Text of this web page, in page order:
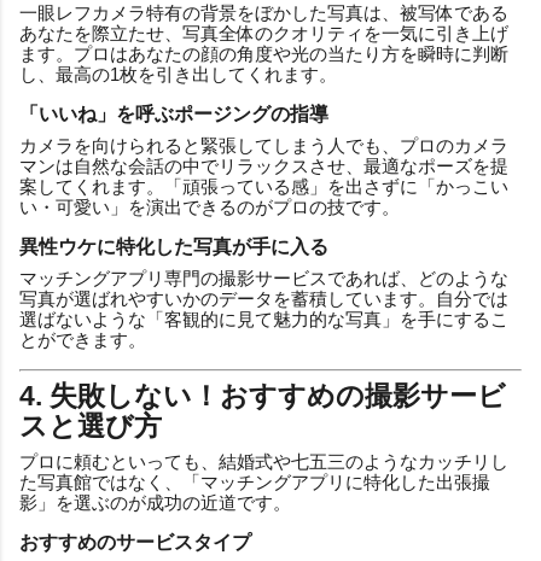
一眼レフカメラ特有の背景をぼかした写真は、被写体である
あなたを際立たせ、写真全体のクオリティを一気に引き上げ
ます。プロはあなたの顔の角度や光の当たり方を瞬時に判断
し、最高の1枚を引き出してくれます。
「いいね」を呼ぶポージングの指導
カメラを向けられると緊張してしまう人でも、プロのカメラ
マンは自然な会話の中でリラックスさせ、最適なポーズを提
案してくれます。「頑張っている感」を出さずに「かっこい
い・可愛い」を演出できるのがプロの技です。
異性ウケに特化した写真が手に入る
マッチングアプリ専門の撮影サービスであれば、どのような
写真が選ばれやすいかのデータを蓄積しています。自分では
選ばないような「客観的に見て魅力的な写真」を手にするこ
とができます。
4. 失敗しない！おすすめの撮影サービ
スと選び方
プロに頼むといっても、結婚式や七五三のようなカッチリし
た写真館ではなく、「マッチングアプリに特化した出張撮
影」を選ぶのが成功の近道です。
おすすめのサービスタイプ